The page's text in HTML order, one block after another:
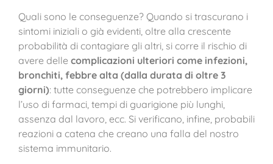
Quali sono le conseguenze? Quando si trascurano i
sintomi iniziali o già evidenti, oltre alla crescente
probabilità di contagiare gli altri, si corre il rischio di
avere delle complicazioni ulteriori come infezioni,
bronchiti, febbre alta (dalla durata di oltre 3
giorni): tutte conseguenze che potrebbero implicare
l’uso di farmaci, tempi di guarigione più lunghi,
assenza dal lavoro, ecc. Si verificano, infine, probabili
reazioni a catena che creano una falla del nostro
sistema immunitario.